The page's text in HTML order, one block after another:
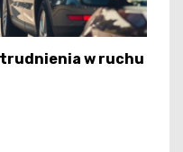
w ruchu